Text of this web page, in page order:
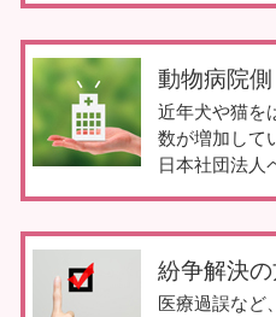
動物病院
近年犬や猫を
数が増加して
日本社団法人
紛争解決
医療過誤など